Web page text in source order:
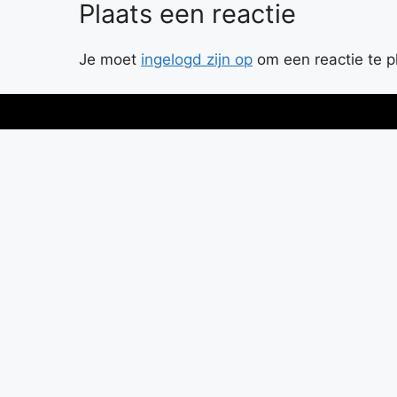
Plaats een reactie
Je moet ingelogd zijn op om een reactie te